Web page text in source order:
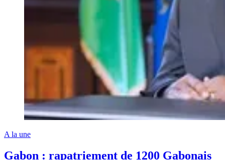
A la une
Gabon : rapatriement de 1200 Gabonais